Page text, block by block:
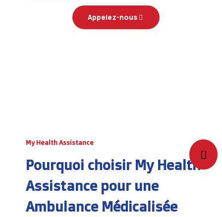
Route de Casablanca
Route d’Amizmiz
Chaque ambulance privée Marrakech
reliée à notre centrale My Health Assistance
pour une coordination optimale.
Assistance disponible 24h/24 : +212 6 94 94
97 16
Appelez-nous
My Health Assistance
Pourquoi choisir My Health
Assistance pour une
Ambulance Médicalisée